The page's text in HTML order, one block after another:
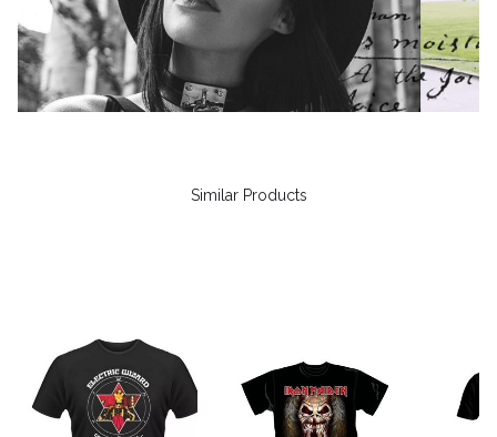
Similar Products